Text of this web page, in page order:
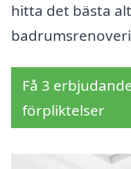
hitta det bästa
Få 3
förpliktelser